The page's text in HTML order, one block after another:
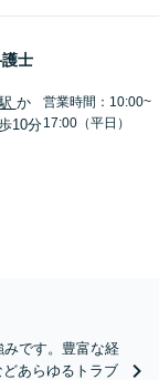
士
か
10分
営業時間：10:00~
17:00（平日）
みです。豊富な経
あらゆるトラブ